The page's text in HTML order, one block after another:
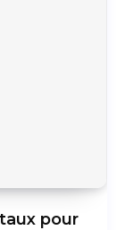
pour